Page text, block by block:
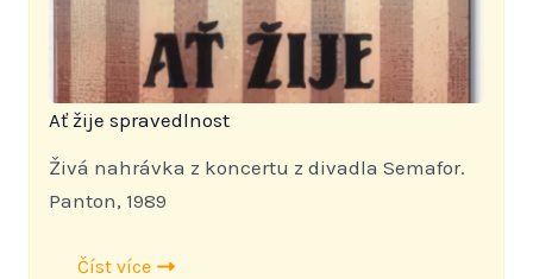
Ať žije spravedlnost
Živá nahrávka z koncertu z divadla Semafor.
Panton, 1989
Číst více